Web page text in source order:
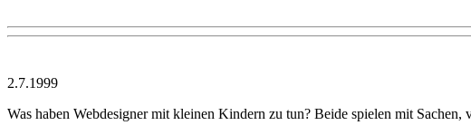
2.7.1999
Was haben Webdesigner mit kleinen Kindern zu tun? Beide spielen mit Sachen,